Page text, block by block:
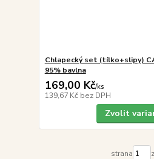
Chlapecký set (tílko+slipy)
95% bavlna
169,00 Kč/ks
139,67 Kč bez DPH
Zvolit
strana